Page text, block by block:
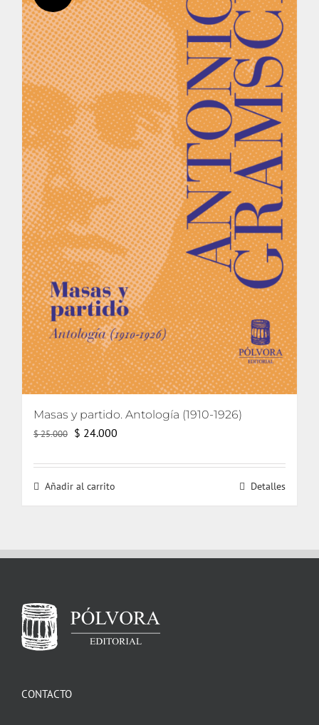
Masas y partido. Antología (1910-1926)
$25.000 El
original
era:
$ 24.000
actual
Añadir al carrito Detalles
CONTACTO